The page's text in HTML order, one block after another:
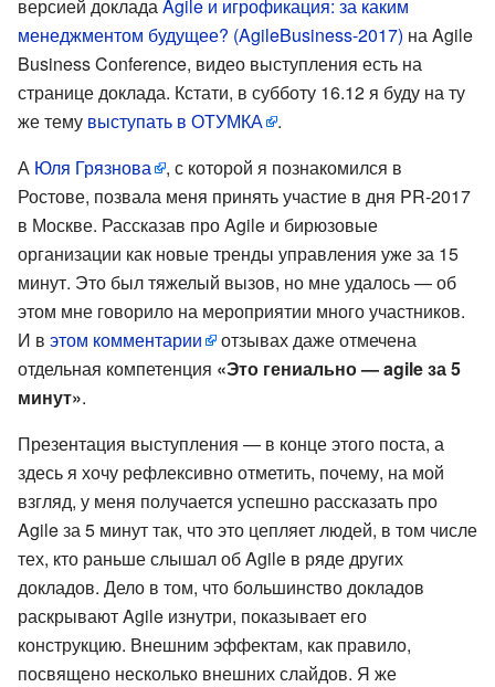
версией доклада Agile и игрофикация: за каким
менеджментом будущее? (AgileBusiness-2017) на Agile
Business Conference, видео выступления есть на
странице доклада. Кстати, в субботу 16.12 я буду на ту
же тему выступать в ОТУМКА
.
А Юля Грязнова
, с которой я познакомился в
Ростове, позвала меня принять участие в дня PR-2017
в Москве. Рассказав про Agile и бирюзовые
организации как новые тренды управления уже за 15
минут. Это был тяжелый вызов, но мне удалось — об
этом мне говорило на мероприятии много участников.
И в этом комментарии
отзывах даже отмечена
отдельная компетенция «Это гениально — agile за 5
минут».
Презентация выступления — в конце этого поста, а
здесь я хочу рефлексивно отметить, почему, на мой
взгляд, у меня получается успешно рассказать про
Agile за 5 минут так, что это цепляет людей, в том числе
тех, кто раньше слышал об Agile в ряде других
докладов. Дело в том, что большинство докладов
раскрывают Agile изнутри, показывает его
конструкцию. Внешним эффектам, как правило,
посвящено несколько внешних слайдов. Я же